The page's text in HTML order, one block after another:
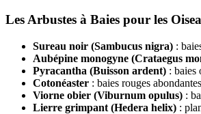
Les Arbustes à Baies pour les
Sureau noir (Sambucus nigra) :
Aubépine monogyne (Crataegus
Pyracantha (Buisson ardent) : baies
Cotonéaster : baies rouges
Viorne obier (Viburnum opulus) :
Lierre grimpant (Hedera helix) :